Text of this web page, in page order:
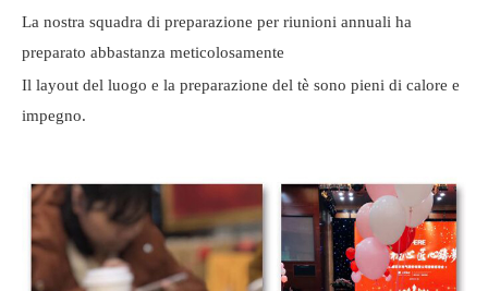
La nostra squadra di preparazione per riunioni annuali ha
preparato abbastanza meticolosamente
Il layout del luogo e la preparazione del tè sono pieni di calore e
impegno.